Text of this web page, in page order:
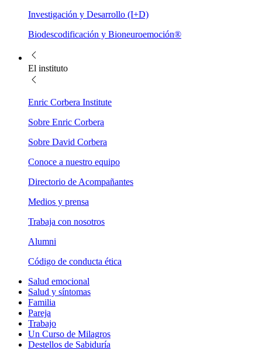
Investigación y Desarrollo (I+D)
Biodescodificación y Bioneuroemoción®
El instituto
Enric Corbera Institute
Sobre Enric Corbera
Sobre David Corbera
Conoce a nuestro equipo
Directorio de Acompañantes
Medios y prensa
Trabaja con nosotros
Alumni
Código de conducta ética
Salud emocional
Salud y síntomas
Familia
Pareja
Trabajo
Un Curso de Milagros
Destellos de Sabiduría